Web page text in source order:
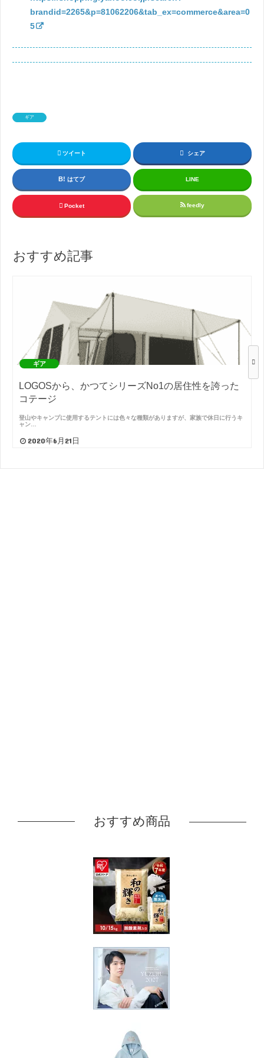
brandid=2265&p=81062206&tab_ex=commerce&area=0
5
ギア
ツイート シェア
はてブ LINE
Pocket feedly
おすすめ記事
ギア
LOGOSから、かつてシリーズNo1の居住性を誇った
コテージ
登山やキャンプに使用するテントには色々な種類がありますが、家族で休日に行うキ
ャン…
2020年6月21日
おすすめ商品